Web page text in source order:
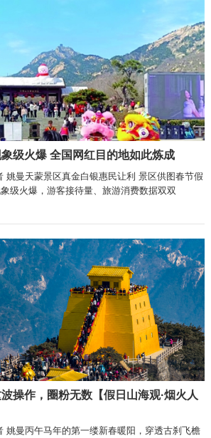
级火爆 全国网红目的地如此炼成
姚曼天蒙景区真金白银惠民让利 景区供图春节假
级火爆，游客接待量、旅游消费数据双双
操作，圈粉无数【假日山海观·烟火人
姚曼丙午马年的第一缕新春暖阳，穿透古刹飞檐